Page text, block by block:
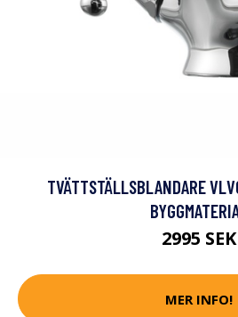
TVÄTTSTÄLLSBLANDARE
2995 SEK
MER INFO!